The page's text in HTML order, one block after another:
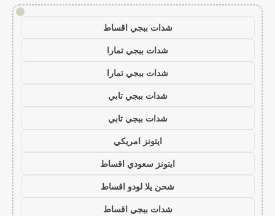
!
شدات ببجي اقساط
شدات ببجي تمارا
شدات ببجي تمارا
شدات ببجي تابي
شدات ببجي تابي
ايتونز امريكي
ايتونز سعودي اقساط
شحن يلا لودو اقساط
شدات ببجي اقساط